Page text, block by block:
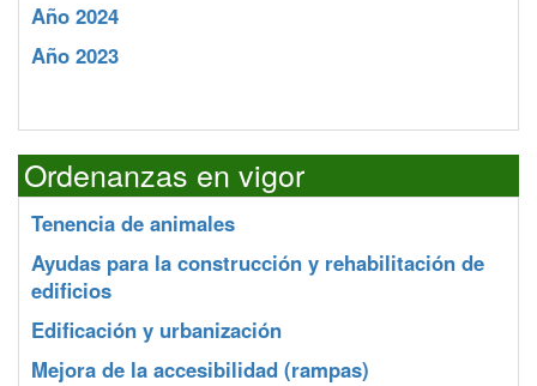
Año 2024
Año 2023
Ordenanzas en vigor
Tenencia de animales
Ayudas para la construcción y rehabilitación de
edificios
Edificación y urbanización
Mejora de la accesibilidad (rampas)